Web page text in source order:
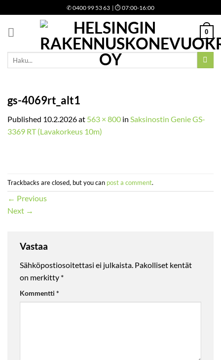
to
content
✆0400 99 53 63 | ⏱ 07:00-16:00
0
Etsi:
gs-4069rt_alt1
Published 10.2.2026at 563 × 800 in Saksinostin Genie GS-
3369 RT (Lavakorkeus 10m)
Trackbacks are closed, but you can post a comment.
← Previous
Next →
Vastaa
Sähköpostiosoitettasi ei julkaista. Pakolliset kentät
on merkitty *
Kommentti *